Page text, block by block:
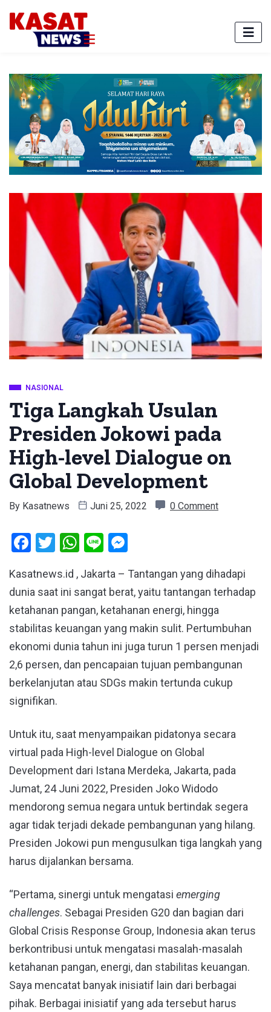
NASIONAL
Tiga Langkah Usulan
Presiden Jokowi pada
High-level Dialogue on
Global Development
By Kasatnews Juni 25, 2022 0 Comment
Facebook
Twitter
WhatsApp
Line
Kasatnews.id , Jakarta – Tantangan yang dihadapi
dunia saat ini sangat berat, yaitu tantangan terhadap
ketahanan pangan, ketahanan energi, hingga
stabilitas keuangan yang makin sulit. Pertumbuhan
ekonomi dunia tahun ini juga turun 1 persen menjadi
2,6 persen, dan pencapaian tujuan pembangunan
berkelanjutan atau SDGs makin tertunda cukup
signifikan.
Untuk itu, saat menyampaikan pidatonya secara
virtual pada High-level Dialogue on Global
Development dari Istana Merdeka, Jakarta, pada
Jumat, 24 Juni 2022, Presiden Joko Widodo
mendorong semua negara untuk bertindak segera
agar tidak terjadi dekade pembangunan yang hilang.
Presiden Jokowi pun mengusulkan tiga langkah yang
harus dijalankan bersama.
“Pertama, sinergi untuk mengatasi emerging
challenges. Sebagai Presiden G20 dan bagian dari
Global Crisis Response Group, Indonesia akan terus
berkontribusi untuk mengatasi masalah-masalah
ketahanan pangan, energi, dan stabilitas keuangan.
Saya mencatat banyak inisiatif lain dari berbagai
pihak. Berbagai inisiatif yang ada tersebut harus